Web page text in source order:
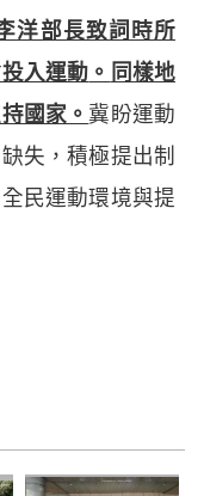
洋部長致詞時所
入運動 。 同樣地
國家。冀盼運動
失，積極提出制
民運動環境與提